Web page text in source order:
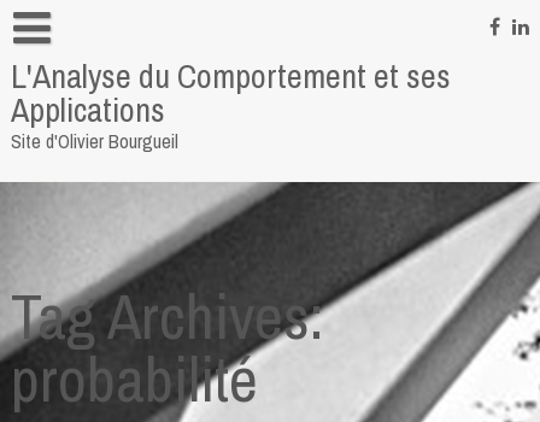
Skip
to
contentInformations personnelles
Pour me contacter
Quelques liens
L'Analyse du Comportement et ses
Applications
Site d'Olivier Bourgueil
Tag Archives:
probabilité